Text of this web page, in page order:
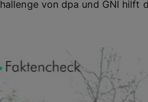
von dpa und GNI hilft